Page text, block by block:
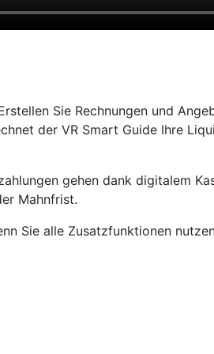
Sie Rechnungen und
der VR Smart Guide Ihre
gehen dank digitalem
Mahnfrist.
Sie alle Zusatzfunktionen